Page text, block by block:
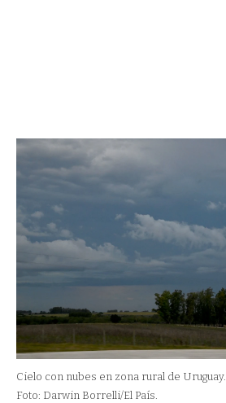
Cielo con nubes en zona rural de Uruguay.
Foto: Darwin Borrelli/El País.